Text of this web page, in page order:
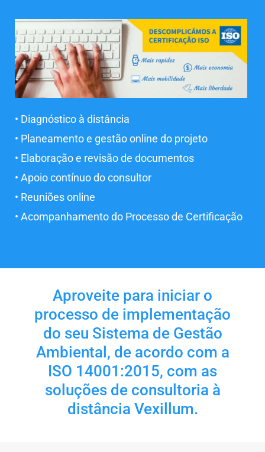
• Diagnóstico à distância
• Planeamento e gestão online do projeto
• Elaboração e revisão de documentos
• Apoio contínuo do consultor
• Reuniões online
• Acompanhamento do Processo de Certificação
Aproveite para iniciar o
processo de implementação
do seu Sistema de Gestão
Ambiental, de acordo com a
ISO 14001:2015, com as
soluções de consultoria à
distância Vexillum.